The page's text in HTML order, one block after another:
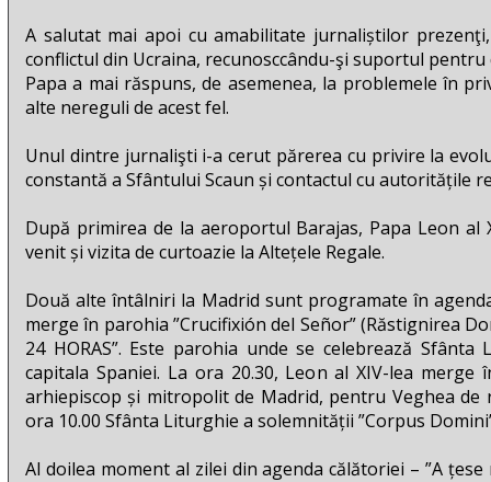
A salutat mai apoi cu amabilitate jurnaliștilor
conflictul din Ucraina, recunosccându-şi suportul
Papa a mai răspuns, de asemenea, la problemele în
alte nereguli de acest fel.
Unul dintre jurnalişti i-a cerut părerea cu privire la
constantă a Sfântului Scaun și contactul cu autoritățile
După primirea de la aeroportul Barajas, Papa Leon
venit și vizita de curtoazie la Altețele Regale.
Două alte întâlniri la Madrid sunt programate în
merge în parohia ”Crucifixión del Señor” (Răstignirea
24 HORAS”. Este parohia unde se celebrează
capitala Spaniei. La ora 20.30, Leon al XIV-lea
arhiepiscop și mitropolit de Madrid, pentru Veghea de
ora 10.00 Sfânta Liturghie a solemnității ”Corpus
Al doilea moment al zilei din agenda călătoriei – ”A